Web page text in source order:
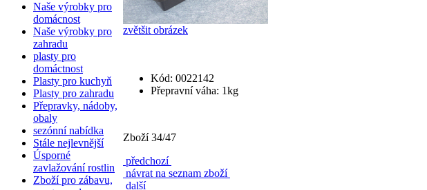
Naše výrobky pro
domácnost
Naše výrobky pro
zahradu
plasty pro
domáctnost
Plasty pro kuchyň
Plasty pro zahradu
Přepravky, nádoby,
obaly
sezónní nabídka
Stále nejlevnější
Úsporné
zavlažování rostlin
Zboží pro zábavu,
zvětšit obrázek
Kód: 0022142
Přepravní váha: 1kg
Zboží 34/47
předchozí
návrat na seznam zboží
další